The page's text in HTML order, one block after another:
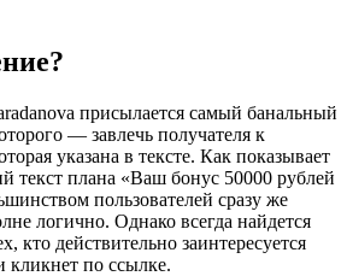
присылается самый банальный
— завлечь получателя к
указана в тексте. Как показывает
текст плана «Ваш бонус 50000 рублей
пользователей сразу же
логично. Однако всегда найдется
кто действительно заинтересуется
по ссылке.